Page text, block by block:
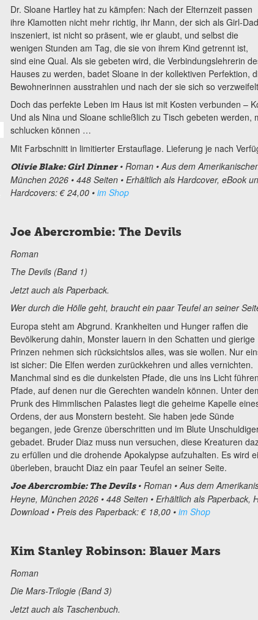
Dr. Sloane Hartley hat zu kämpfen: Nach der Elternzeit passen
ihre Klamotten nicht mehr richtig, ihr Mann, der sich als Girl-Dad
inszeniert, ist nicht so präsent, wie er glaubt, und selbst die
wenigen Stunden am Tag, die sie von ihrem Kind getrennt ist,
sind eine Qual. Als sie gebeten wird, die Verbindungslehrerin
Hauses zu werden, badet Sloane in der kollektiven Perfektion,
Bewohnerinnen ausstrahlen und nach der sie sich so
Doch das perfekte Leben im Haus ist mit Kosten verbunden –
Und als Nina und Sloane schließlich zu Tisch gebeten werden,
schlucken können …
Mit Farbschnitt in limitierter Erstauflage. Lieferung je nach
Olivie Blake: Girl Dinner• Roman • Aus dem
München 2026 • 448 Seiten • Erhältlich als Hardcover, eBook
Hardcovers: € 24,00 • im Shop
Joe Abercrombie: The Devils
Roman
The Devils (Band 1)
Jetzt auch als Paperback.
Wer durch die Hölle geht, braucht ein paar Teufel an seiner
Europa steht am Abgrund. Krankheiten und Hunger raffen die
Bevölkerung dahin, Monster lauern in den Schatten und gierige
Prinzen nehmen sich rücksichtslos alles, was sie wollen. Nur
ist sicher: Die Elfen werden zurückkehren und alles vernichten.
Manchmal sind es die dunkelsten Pfade, die uns ins Licht
Pfade, auf denen nur die Gerechten wandeln können. Unter
Prunk des Himmlischen Palastes liegt die geheime Kapelle
Ordens, der aus Monstern besteht. Sie haben jede Sünde
begangen, jede Grenze überschritten und im Blute
gebadet. Bruder Diaz muss nun versuchen, diese Kreaturen
zu erfüllen und die drohende Apokalypse aufzuhalten. Es wird
überleben, braucht Diaz ein paar Teufel an seiner Seite.
Joe Abercrombie: The Devils• Roman • Aus dem
Heyne, München 2026 • 448 Seiten • Erhältlich als Paperback,
Download • Preis des Paperback: € 18,00 • im Shop
Kim Stanley Robinson: Blauer Mars
Roman
Die Mars-Trilogie (Band 3)
Jetzt auch als Taschenbuch.